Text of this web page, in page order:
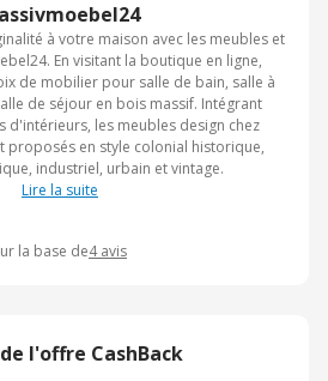
à votre maison avec les meubles et
En visitant la boutique en ligne,
de mobilier pour salle de bain, salle à
de séjour en bois massif. Intégrant
d'intérieurs, les meubles design chez
proposés en style colonial historique,
industriel, urbain et vintage.
Lire la suite
la base de4 avis
l'offre CashBack